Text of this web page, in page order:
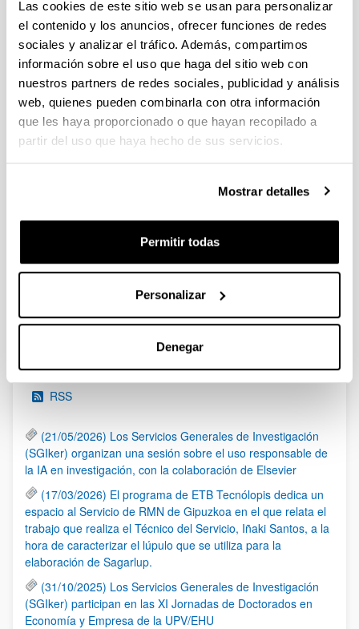
Las cookies de este sitio web se usan para personalizar
el contenido y los anuncios, ofrecer funciones de redes
sociales y analizar el tráfico. Además, compartimos
información sobre el uso que haga del sitio web con
nuestros partners de redes sociales, publicidad y análisis
web, quienes pueden combinarla con otra información
que les haya proporcionado o que hayan recopilado a
partir del uso que haya hecho de sus servicios.
Mostrar detalles
Permitir todas
Personalizar
Denegar
Programa Fellows Gipuzkoa de atracción y retención de
talento 2023
El plazo de presentación de solicitudes finaliza el 29 de marzo
de 2023, a las13:00 (hora peninsular). Plazo interno:
22/03/2023
PIFG22/43: “Energia fotoboltakikoa autokontsumitzeko
gestión de energía inteligente para el autoconsumo de
Plazo de presentación cerrado: 28/01/2023 - 17/02/2023 23:59
15/03/2023 Se ha publicado la propuesta de adjudicación.
Páginas intermedias Use TAB para desplazarse.
49 50 Página
51
RSS
(21/05/2026) Los Servicios Generales de Investigación
(SGIker) organizan una sesión sobre el uso responsable de
la IA en investigación, con la colaboración de Elsevier
(17/03/2026) El programa de ETB Tecnólopis dedica un
espacio al Servicio de RMN de Gipuzkoa en el que relata el
trabajo que realiza el Técnico del Servicio, Iñaki Santos, a la
hora de caracterizar el lúpulo que se utiliza para la
elaboración de Sagarlup.
(31/10/2025) Los Servicios Generales de Investigación
(SGIker) participan en las XI Jornadas de Doctorados en
Economía y Empresa de la UPV/EHU